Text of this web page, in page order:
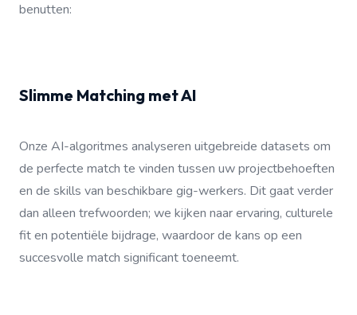
benutten:
Slimme Matching met AI
Onze AI-algoritmes analyseren uitgebreide datasets om
de perfecte match te vinden tussen uw projectbehoeften
en de skills van beschikbare gig-werkers. Dit gaat verder
dan alleen trefwoorden; we kijken naar ervaring, culturele
fit en potentiële bijdrage, waardoor de kans op een
succesvolle match significant toeneemt.